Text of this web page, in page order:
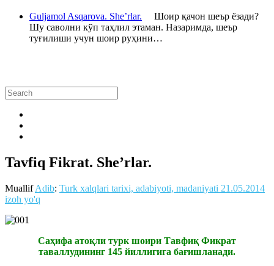
Guljamol Asqarova. She’rlar. Шоир қачон шеър ёзади?
Шу саволни кўп таҳлил этаман. Назаримда, шеър
туғилиши учун шоир руҳини…
Tavfiq Fikrat. She’rlar.
MuallifAdib: Turk xalqlari tarixi, adabiyoti, madaniyati 21.05.2014
izoh yo'q
Саҳифа атоқли турк шоири Тавфиқ Фикрат
таваллудининг 145 йиллигига бағишланади.